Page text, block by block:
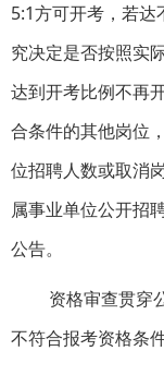
5:1方可开考，若
究决定是否按照实
达到开考比例不再
合条件的其他岗位
位招聘人数或取消
属事业单位公开招
公告。
资格审查贯穿
不符合报考资格条